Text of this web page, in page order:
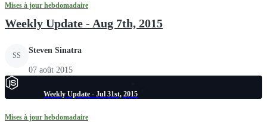
Mises à jour hebdomadaire
Weekly Update - Aug 7th, 2015
SS
Steven Sinatra
07 août 2015
Weekly Update - Jul 31st, 2015
Mises à jour hebdomadaire